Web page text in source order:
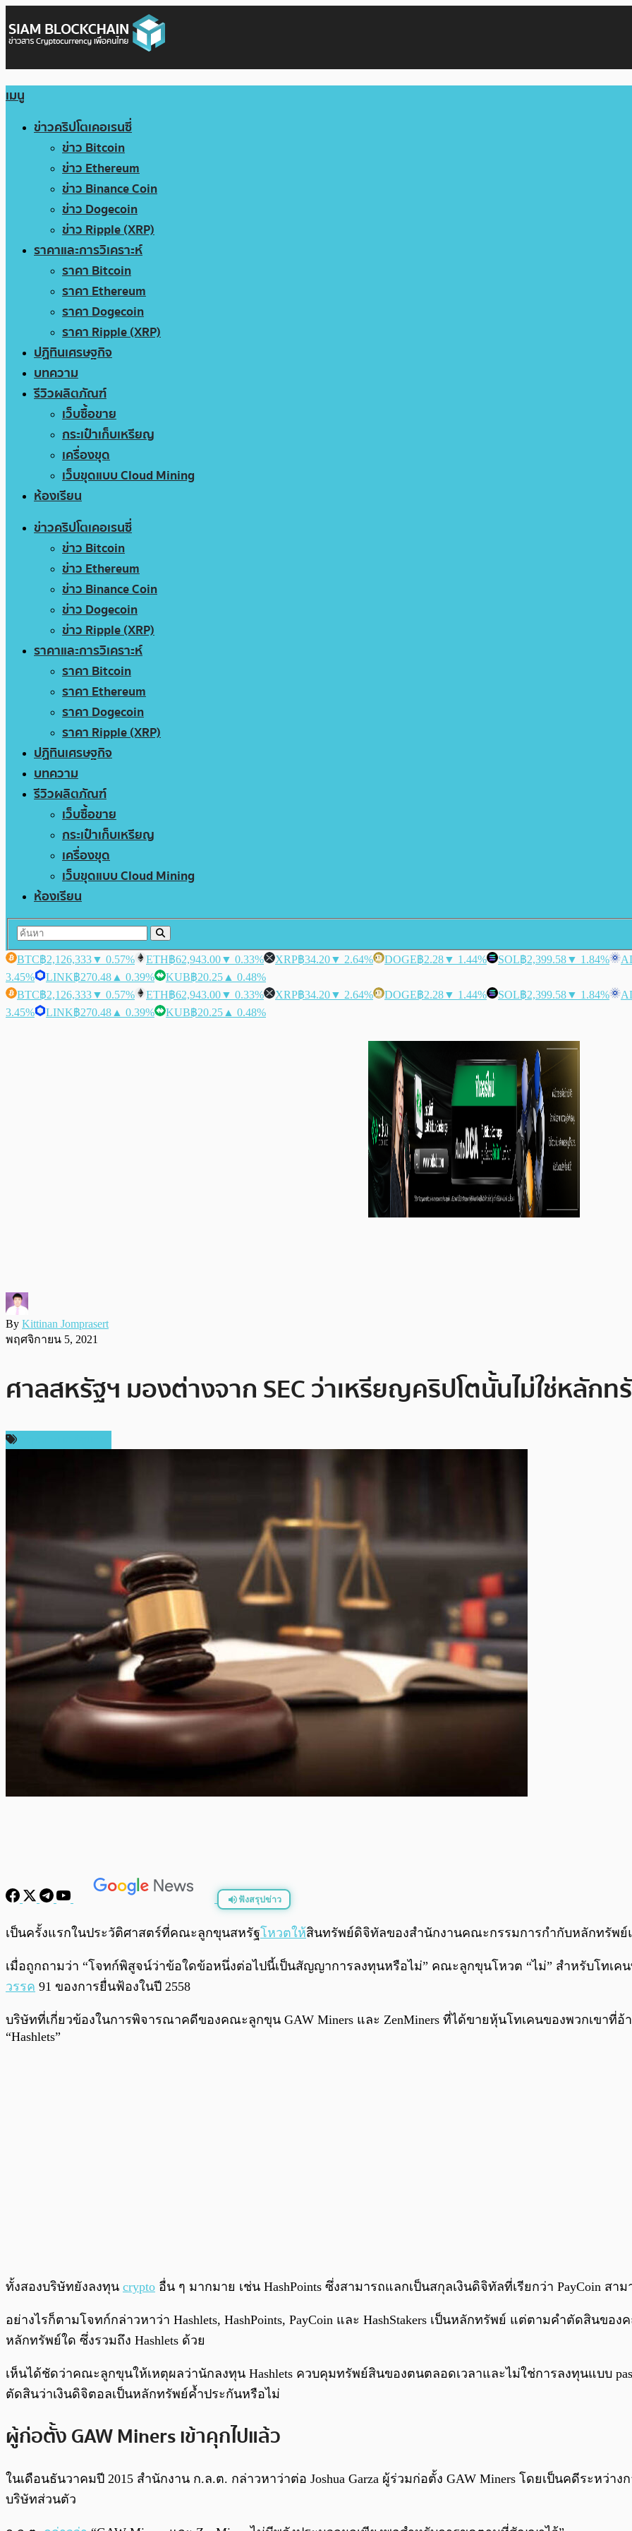
เมนู
ข่าวคริปโตเคอเรนซี่
ข่าว Bitcoin
ข่าว Ethereum
ข่าว Binance Coin
ข่าว Dogecoin
ข่าว Ripple (XRP)
ราคาและการวิเคราะห์
ราคา Bitcoin
ราคา Ethereum
ราคา Dogecoin
ราคา Ripple (XRP)
ปฏิทินเศรษฐกิจ
บทความ
รีวิวผลิตภัณฑ์
เว็บซื้อขาย
กระเป๋าเก็บเหรียญ
เครื่องขุด
เว็บขุดแบบ Cloud Mining
ห้องเรียน
ข่าวคริปโตเคอเรนซี่
ข่าว Bitcoin
ข่าว Ethereum
ข่าว Binance Coin
ข่าว Dogecoin
ข่าว Ripple (XRP)
ราคาและการวิเคราะห์
ราคา Bitcoin
ราคา Ethereum
ราคา Dogecoin
ราคา Ripple (XRP)
ปฏิทินเศรษฐกิจ
บทความ
รีวิวผลิตภัณฑ์
เว็บซื้อขาย
กระเป๋าเก็บเหรียญ
เครื่องขุด
เว็บขุดแบบ Cloud Mining
ห้องเรียน
BTC฿2,126,333▼ 0.57% ETH฿62,943.00▼ 0.33% XRP฿34.20▼ 2.64% DOGE฿2.28▼ 1.44% SOL฿2,399.58▼ 1.84%
3.45%
LINK฿270.48 ▲ 0.39% KUB฿20.25 ▲ 0.48%
BTC฿2,126,333▼ 0.57% ETH฿62,943.00▼ 0.33% XRP฿34.20▼ 2.64% DOGE฿2.28▼ 1.44% SOL฿2,399.58▼ 1.84%
3.45%
LINK฿270.48 ▲ 0.39% KUB฿20.25 ▲ 0.48%
By Kittinan Jomprasert
พฤศจิกายน 5, 2021
ศาลสหรัฐฯ มองต่างจาก SEC ว่าเหรียญคริปโตนั้นไม่ใช่หลัก
ฟังสรุปข่าว
พร้อมเล่น
เป็นครั้งแรกในประวัติศาสตร์ที่คณะลูกขุนสหรัฐโหวตให้สินทรัพย์ดิจิทัลของสำนักงานคณะกรรมการกำกับหลักทรัพ
เมื่อถูกถามว่า “โจทก์พิสูจน์ว่าข้อใดข้อหนึ่งต่อไปนี้เป็นสัญญาการลงทุนหรือไม่” คณะลูกขุนโหวต “ไม่” สำหรับโทเคน
วรรค 91 ของการยื่นฟ้องในปี 2558
บริษัทที่เกี่ยวข้องในการพิจารณาคดีของคณะลูกขุน GAW Miners และ ZenMiners ที่ได้ขายหุ้นโทเคนของพวกเขาที่อ้า
“Hashlets”
ทั้งสองบริษัทยังลงทุน crypto อื่น ๆ มากมาย เช่น HashPoints ซึ่งสามารถแลกเป็นสกุลเงินดิจิทัลที่เรียกว่า PayCoin สาม
อย่างไรก็ตามโจทก์กล่าวหาว่า Hashlets, HashPoints, PayCoin และ HashStakers เป็นหลักทรัพย์ แต่ตามคำตัดสินข
หลักทรัพย์ใด ซึ่งรวมถึง Hashlets ด้วย
เห็นได้ชัดว่าคณะลูกขุนให้เหตุผลว่านักลงทุน Hashlets ควบคุมทรัพย์สินของตนตลอดเวลาและไม่ใช่การลงทุนแบบ
ตัดสินว่าเงินดิจิตอลเป็นหลักทรัพย์ค้ำประกันหรือไม่
ผู้ก่อตั้ง GAW Miners เข้าคุกไปแล้ว
ในเดือนธันวาคมปี 2015 สำนักงาน ก.ล.ต. กล่าวหาว่าต่อ Joshua Garza ผู้ร่วมก่อตั้ง GAW Miners โดยเป็นคดีระหว่าง
บริษัทส่วนตัว